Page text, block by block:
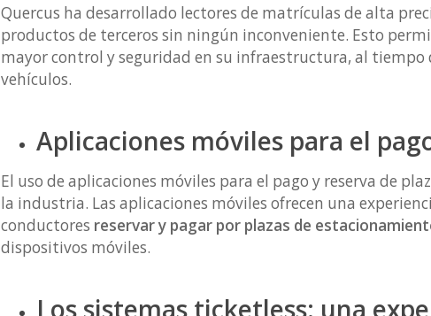
Quercus ha desarrollado lectores de matrículas de alta
productos de terceros sin ningún inconveniente. Esto
mayor control y seguridad en su infraestructura, al
vehículos.
Aplicaciones móviles para el
El uso de aplicaciones móviles para el pago y reserva de
la industria. Las aplicaciones móviles ofrecen una
conductores reservar y pagar por plazas de
dispositivos móviles.
Los sistemas ticketless: una